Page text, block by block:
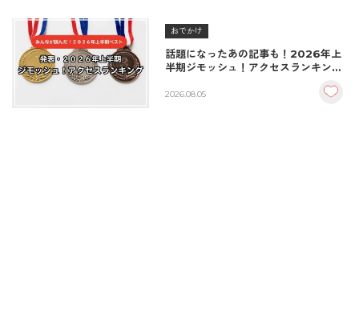
おでかけ
話題になったあの記事も！2026年上
半期ジモッシュ！アクセスランキング
2026.08.05